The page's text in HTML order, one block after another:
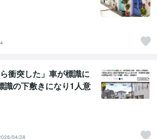
衝突した」車が標識に
の下敷きになり1人意
1人も大けが 車は神奈
性（32）が運転 神奈
UnderShield代表 の
04/28